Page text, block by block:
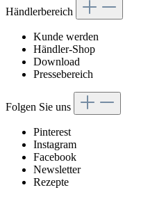
Händlerbereich
Kunde werden
Händler-Shop
Download
Pressebereich
Folgen Sie uns
Pinterest
Instagram
Facebook
Newsletter
Rezepte